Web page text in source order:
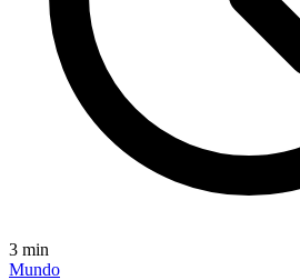
3 min
Mundo